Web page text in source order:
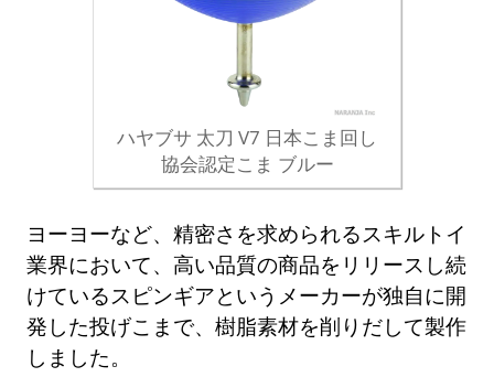
ハヤブサ 太刀 V7 日本こま回し
協会認定こま ブルー
ヨーヨーなど、精密さを求められるスキルトイ
業界において、高い品質の商品をリリースし続
けているスピンギアというメーカーが独自に開
発した投げこまで、樹脂素材を削りだして製作
しました。